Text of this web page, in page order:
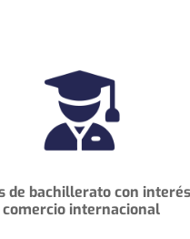
de bachillerato con
comercio internacional